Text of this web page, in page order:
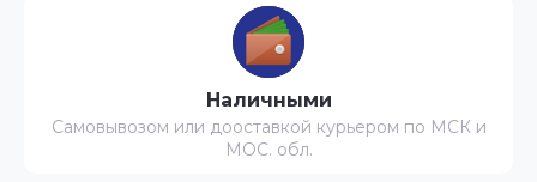
Наличными
Самовывозом или дооставкой курьером по МСК и
МОС. обл.